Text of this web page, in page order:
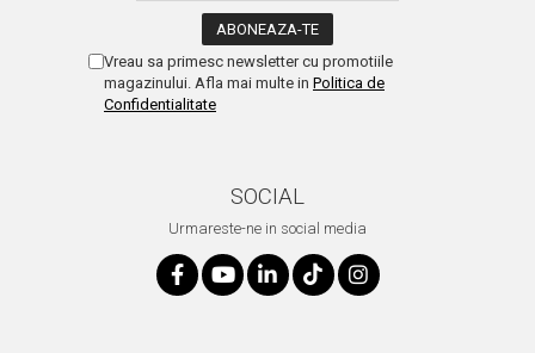
Vreau sa primesc newsletter cu promotiile
magazinului. Afla mai multe in Politica de
Confidentialitate
SOCIAL
Urmareste-ne in social media